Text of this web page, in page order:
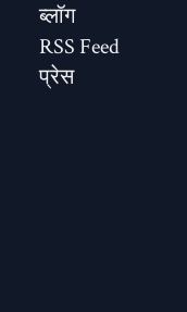
ब्लॉग
RSS Feed
प्रेस